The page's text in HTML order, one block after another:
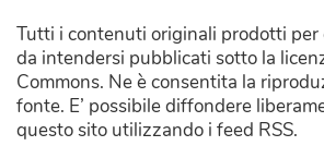
Tutti i contenuti originali prodotti per
da intendersi pubblicati sotto la
Commons. Ne è consentita la
fonte. E’ possibile diffondere
questo sito utilizzando i feed RSS.